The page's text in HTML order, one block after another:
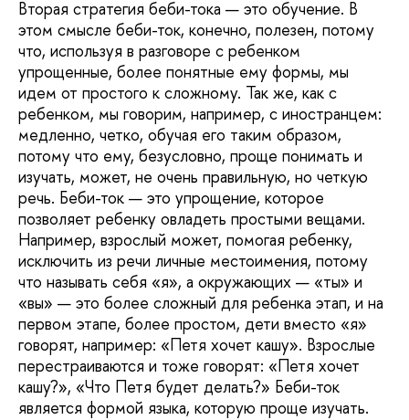
Вторая стратегия беби-тока — это обучение. В
этом смысле беби-ток, конечно, полезен, потому
что, используя в разговоре с ребенком
упрощенные, более понятные ему формы, мы
идем от простого к сложному. Так же, как с
ребенком, мы говорим, например, с иностранцем:
медленно, четко, обучая его таким образом,
потому что ему, безусловно, проще понимать и
изучать, может, не очень правильную, но четкую
речь. Беби-ток — это упрощение, которое
позволяет ребенку овладеть простыми вещами.
Например, взрослый может, помогая ребенку,
исключить из речи личные местоимения, потому
что называть себя «я», а окружающих — «ты» и
«вы» — это более сложный для ребенка этап, и на
первом этапе, более простом, дети вместо «я»
говорят, например: «Петя хочет кашу». Взрослые
перестраиваются и тоже говорят: «Петя хочет
кашу?», «Что Петя будет делать?» Беби-ток
является формой языка, которую проще изучать.